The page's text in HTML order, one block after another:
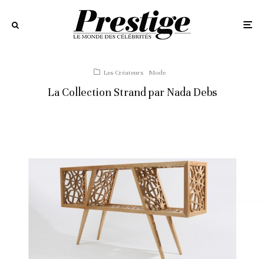
Les Créateurs Mode
La Collection Strand par Nada Debs